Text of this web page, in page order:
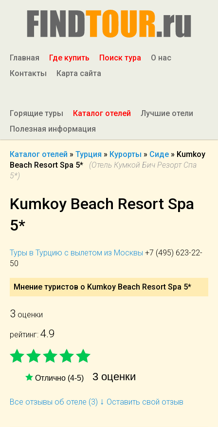
Главная Где купить Поиск тура
О нас
Контакты
Карта сайта
Горящие туры Каталог отелей
Лучшие отели
Полезная информация
Каталог отелей » Турция » Курорты » Сиде » Kumkoy
Beach Resort Spa 5*
(Отель Кумкой Бич Резорт Спа
5*)
Kumkoy Beach Resort Spa
5*
Туры в Турцию с вылетом из Москвы +7 (495) 623-22-
50
Мнение туристов о Kumkoy Beach Resort Spa 5*
3 оценки
рейтинг: 4.9
Отлично (4-5) 3 оценки
Все отзывы об отеле (3) ↓ Оставить свой отзыв